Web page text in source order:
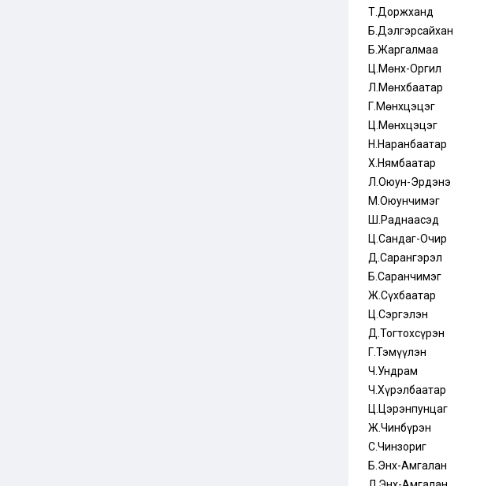
Т.Доржханд
Б.Дэлгэрсайхан
Б.Жаргалмаа
Ц.Мөнх-Оргил
Л.Мөнхбаатар
Г.Мөнхцэцэг
Ц.Мөнхцэцэг
Н.Наранбаатар
Х.Нямбаатар
Л.Оюун-Эрдэнэ
М.Оюунчимэг
Ш.Раднаасэд
Ц.Сандаг-Очир
Д.Сарангэрэл
Б.Саранчимэг
Ж.Сүхбаатар
Ц.Сэргэлэн
Д.Тогтохсүрэн
Г.Тэмүүлэн
Ч.Ундрам
Ч.Хүрэлбаатар
Ц.Цэрэнпунцаг
Ж.Чинбүрэн
С.Чинзориг
Б.Энх-Амгалан